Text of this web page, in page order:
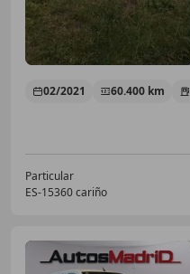
02/2021 60.400 km
Particular
ES-15360 cariño